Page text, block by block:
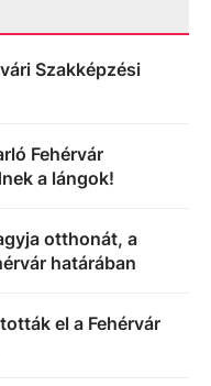
Szakképzési
Fehérvár
a lángok!
otthonát, a
határában
el a Fehérvár